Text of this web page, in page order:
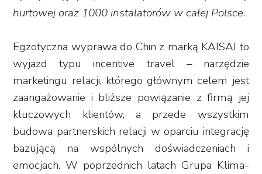
hurtowej oraz 1000 instalatorów w całej Polsce.
Egzotyczna wyprawa do Chin z marką KAISAI to
wyjazd typu incentive travel – narzędzie
marketingu relacji, którego głównym celem jest
zaangażowanie i bliższe powiązanie z firmą jej
kluczowych klientów, a przede wszystkim
budowa partnerskich relacji w oparciu integrację
bazującą na wspólnych doświadczeniach i
emocjach. W poprzednich latach Grupa Klima-